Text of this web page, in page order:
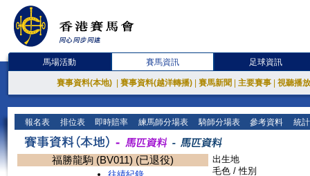
馬場活動 賽馬資訊 足球資訊
賽事資料(本地) 賽事資料(越洋轉播) 賽馬新聞 主要賽事 視聽播
報名表 排位表 即時賠率 練馬師分場表 騎師分場表 參考資料 統
福勝龍駒 (BV011) (已退役)
出生地
毛色 / 性別